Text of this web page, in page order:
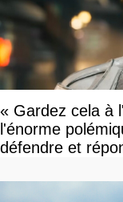
« Gardez cela à
l'énorme
défendre et